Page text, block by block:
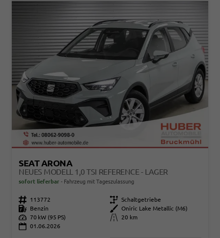
SEAT ARONA
NEUES MODELL 1,0 TSI REFERENCE - LAGER
sofort lieferbar Fahrzeug mit Tageszulassung
Fahrzeugnr. 113772 Getriebe Schaltgetriebe
Kraftstoff
Benzin Außenfarbe
Oniric Lake Metallic (M6)
Leistung 70 kW (95 PS) Kilometerstand
20 km
01.06.2026